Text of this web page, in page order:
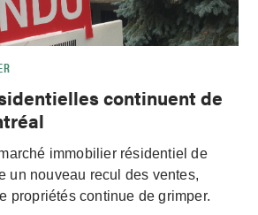
continuent de
immobilier résidentiel de
un nouveau recul des ventes,
propriétés continue de grimper.